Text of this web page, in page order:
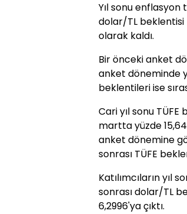
Yıl sonu enflasyon
dolar/TL beklentisi
olarak kaldı.
Bir önceki anket
anket döneminde
beklentileri ise
Cari yıl sonu
martta yüzde
anket dönemine
sonrası TÜFE
Katılımcıların yıl
sonrası dolar/TL
6,2996'ya çıktı.